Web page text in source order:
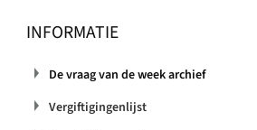
INFORMATIE
De vraag van de week archief
Vergiftigingenlijst